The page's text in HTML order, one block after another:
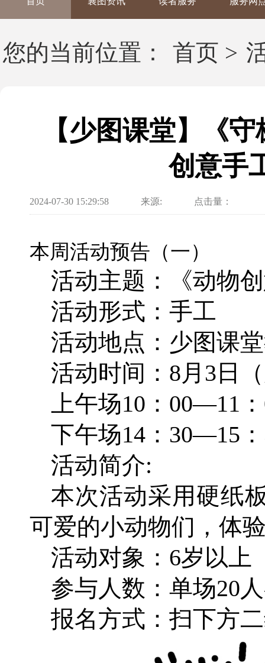
您的当前位置： 首页 >
【少图课堂】《
创意手
2024-07-30 15:29:58 来源: 点击量：
本周活动预告（一）
活动主题：《动物
活动形式：手工
活动地点：少图课
活动时间：8月3日
上午场10：00—11
下午场14：30—15
活动简介:
本次活动采用硬纸
可爱的小动物们，体
活动对象：6岁以上
参与人数：单场20
报名方式：扫下方